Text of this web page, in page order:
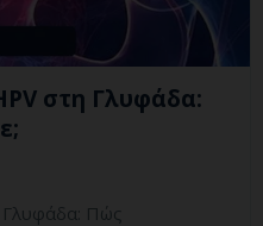
στη Γλυφάδα:
Γλυφάδα: Πώς